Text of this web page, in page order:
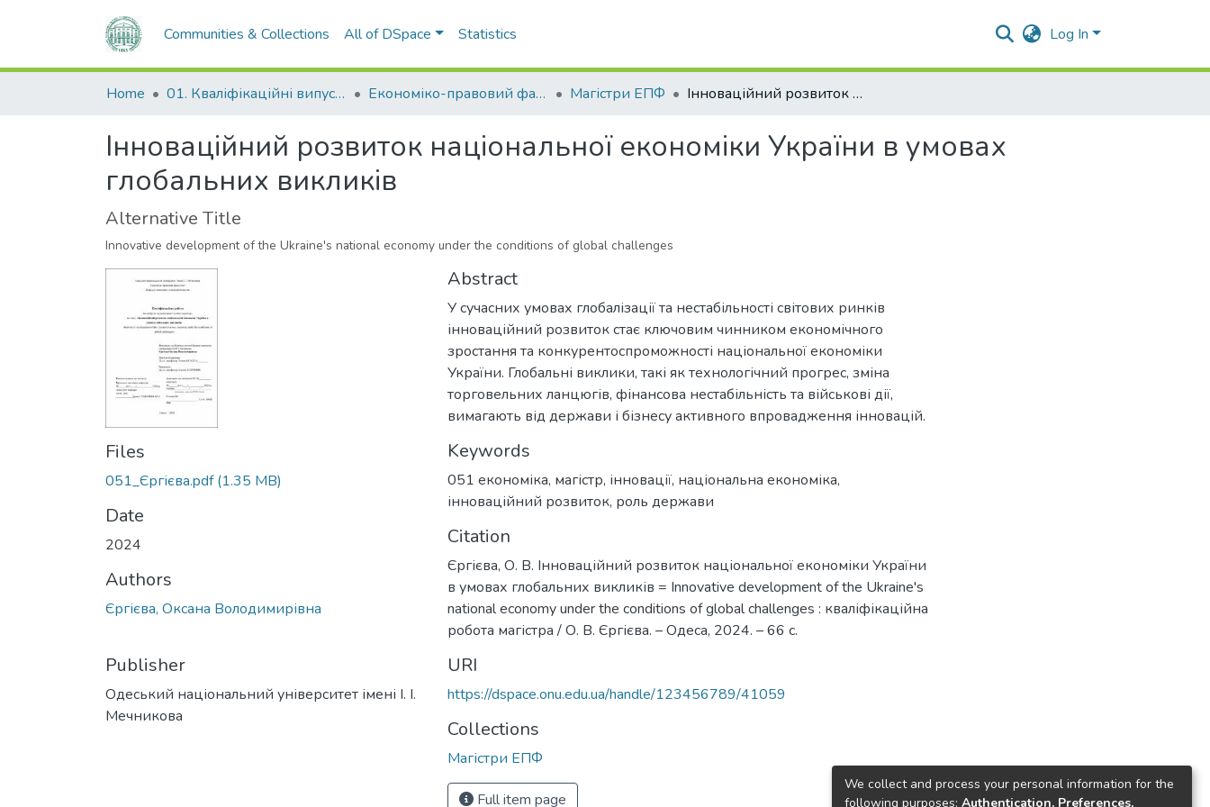
Communities & Collections All of DSpace Statistics Log In
Home 01. Кваліфікаційні випускні роботи здобувачів вищої освіти Економіко-правовий факультет Магістри ЕПФ Інноваційний розвиток національної економіки України в умовах глобальних викликів
Інноваційний розвиток національної економіки України в умовах
глобальних викликів
Alternative Title
Innovative development of the Ukraine's national economy under the conditions of global challenges
Files
051_Єргієва.pdf(1.35 MB)
Date
2024
Authors
Єргієва, Оксана Володимирівна
Publisher
Одеський національний університет імені І. І.
Мечникова
Abstract
У сучасних умовах глобалізації та нестабільності світових ринків
інноваційний розвиток стає ключовим чинником економічного
зростання та конкурентоспроможності національної економіки
України. Глобальні виклики, такі як технологічний прогрес, зміна
торговельних ланцюгів, фінансова нестабільність та військові дії,
вимагають від держави і бізнесу активного впровадження інновацій.
Keywords
051 економіка, магістр, інновації, національна економіка,
інноваційний розвиток, роль держави
Citation
Єргієва, О. В. Інноваційний розвиток національної економіки України
в умовах глобальних викликів = Innovative development of the Ukraine's
national economy under the conditions of global challenges : кваліфікаційна
робота магістра / О. В. Єргієва. – Одеса, 2024. – 66 с.
URI
https://dspace.onu.edu.ua/handle/123456789/41059
Collections
Магістри ЕПФ
Full item page
We collect and process your personal information for the
following purposes: Authentication, Preferences,